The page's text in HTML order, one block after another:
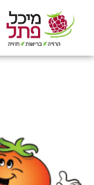
לתוכן